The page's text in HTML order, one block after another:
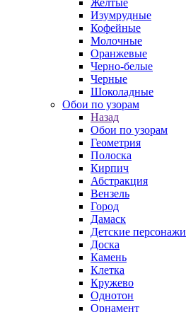
Желтые
Изумрудные
Кофейные
Молочные
Оранжевые
Черно-белые
Черные
Шоколадные
Обои по узорам
Назад
Обои по узорам
Геометрия
Полоска
Кирпич
Абстракция
Вензель
Город
Дамаск
Детские персонажи
Доска
Камень
Клетка
Кружево
Однотон
Орнамент